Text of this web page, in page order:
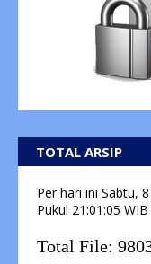
TOTAL ARSIP
Per hari ini Sabtu,
Pukul 21:01:06 WIB
Total File: